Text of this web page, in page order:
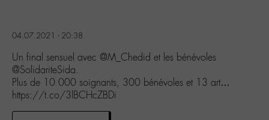
04.07.2021 - 20:38
Un final sensuel avec @M_Chedid et les bénévoles
@SolidariteSida.
Plus de 10 000 soignants, 300 bénévoles et 13 art…
https://t.co/3lBCHcZBDi